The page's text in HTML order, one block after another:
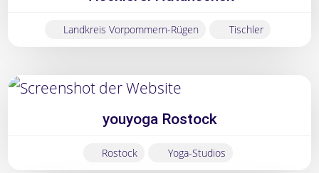
Landkreis Vorpommern-Rügen Tischler
youyoga Rostock
Rostock Yoga-Studios